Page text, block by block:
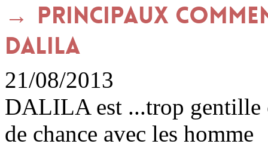
Principaux
DALILA
21/08/2013
DALILA est ...trop gentille
de chance avec les homme